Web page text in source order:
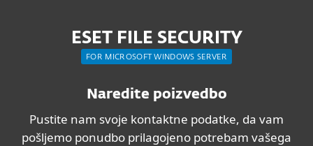
ESET FILE SECURITY
FOR MICROSOFT WINDOWS SERVER
Naredite poizvedbo
Pustite nam svoje kontaktne podatke, da vam
pošljemo ponudbo prilagojeno potrebam vašega